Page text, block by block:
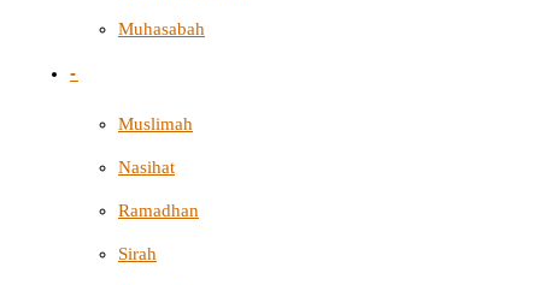
Muhasabah
-
Muslimah
Nasihat
Ramadhan
Sirah